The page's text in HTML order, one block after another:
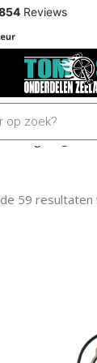
Reviews
Pagina 3
59